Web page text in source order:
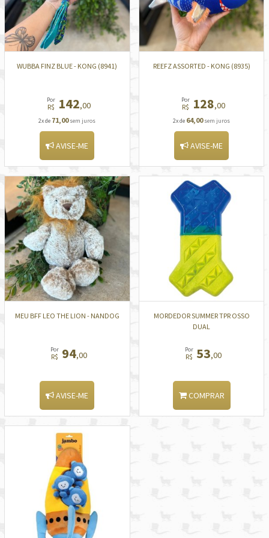
WUBBA FINZ BLUE - KONG (8941)
Por
R$ 142,00
2x de 71,00sem juros
AVISE-ME
REEFZ ASSORTED - KONG (8935)
Por
R$ 128,00
2x de 64,00sem juros
AVISE-ME
MEU BFF LEO THE LION - NANDOG
Por
R$ 94,00
AVISE-ME
MORDEDOR SUMMER TPR OSSO
DUAL
Por
R$ 53,00
COMPRAR